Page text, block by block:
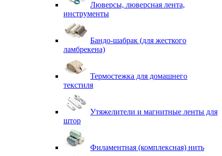
Люверсы, люверсная лента,
инструменты
Бандо-шабрак (для жесткого
ламбрекена)
Термостежка для домашнего
текстиля
Утяжелители и магнитные ленты для
штор
Филаментная (комплексная) нить